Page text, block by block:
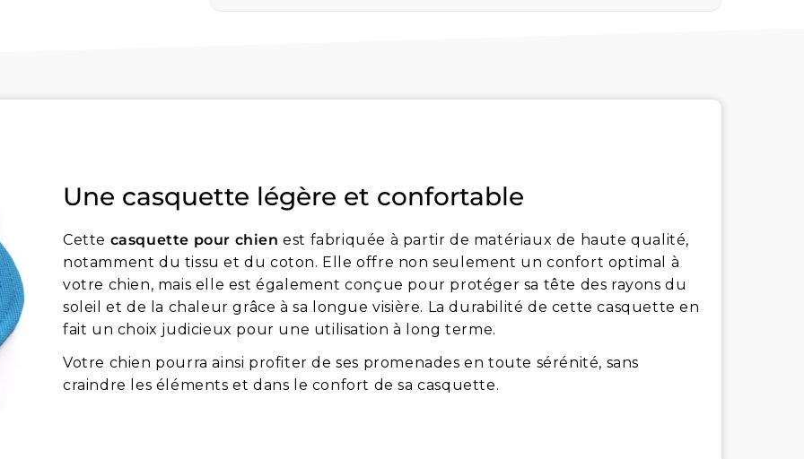
Une casquette légère et confortable
Cette casquette pour chien est fabriquée à partir de matériaux de haute qualité,
notamment du tissu et du coton. Elle offre non seulement un confort optimal à
votre chien, mais elle est également conçue pour protéger sa tête des rayons du
soleil et de la chaleur grâce à sa longue visière. La durabilité de cette casquette en
fait un choix judicieux pour une utilisation à long terme.
Votre chien pourra ainsi profiter de ses promenades en toute sérénité, sans
craindre les éléments et dans le confort de sa casquette.